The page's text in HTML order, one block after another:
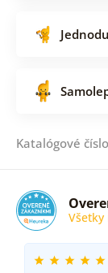
Katalógové
Všetky